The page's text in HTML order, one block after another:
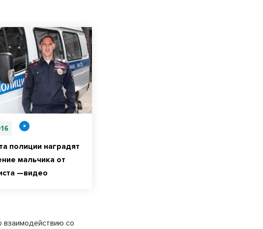
полиции наградят
мальчика от
—видео
взаимодействию со